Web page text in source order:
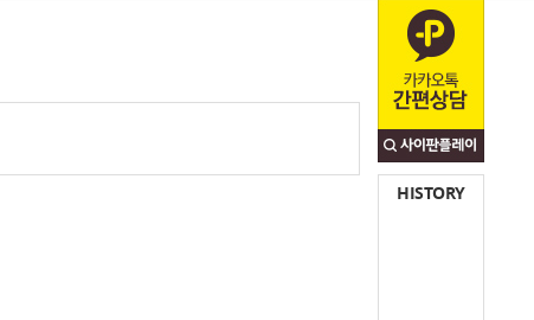
HISTORY